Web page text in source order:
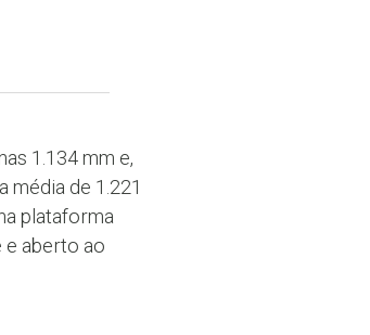
1.134 mm e,
média de 1.221
plataforma
aberto ao